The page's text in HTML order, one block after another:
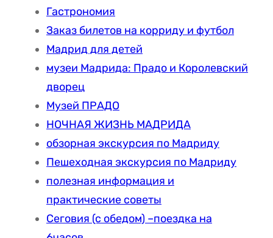
Гастрономия
Заказ билетов на корриду и футбол
Мадрид для детей
музеи Мадрида: Прадо и Королевский
дворец
Музей ПРАДО
НОЧНАЯ ЖИЗНЬ МАДРИДА
обзорная экскурсия по Мадриду
Пешеходная экскурсия по Мадриду
полезная информация и
практические советы
Сеговия (с обедом) –поездка на